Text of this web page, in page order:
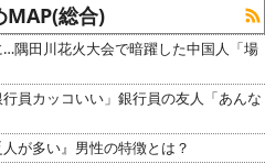
MAP(総合)
…隅田川花火大会で暗躍した中国人「場
員カッコいい」銀行員の友人「あんな
が多い』男性の特徴とは？